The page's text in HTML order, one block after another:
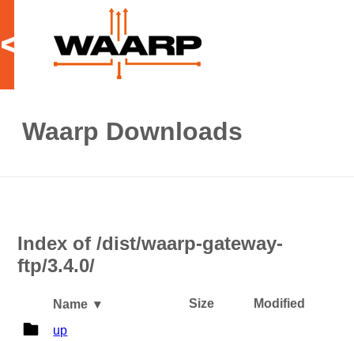
<
Waarp Downloads
Index of /dist/waarp-gateway-
ftp/3.4.0/
Name ▾ Size
Modified
up